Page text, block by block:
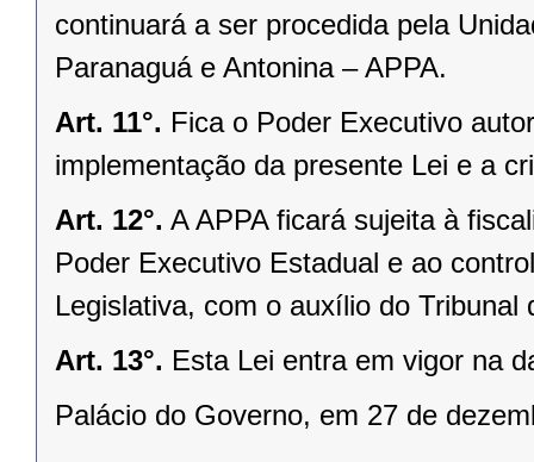
continuará a ser procedida pela
Paranaguá e Antonina – APPA.
Art. 11°. Fica o Poder Executivo
implementação da presente Lei e a
Art. 12°. A APPA ficará sujeita à
Poder Executivo Estadual e ao
Legislativa, com o auxílio do Tribunal
Art. 13°. Esta Lei entra em vigor na
Palácio do Governo, em 27 de